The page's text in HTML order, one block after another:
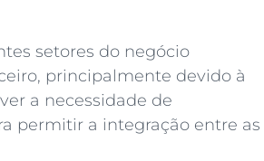
setores do negócio
principalmente devido à
a necessidade de
permitir a integração entre as